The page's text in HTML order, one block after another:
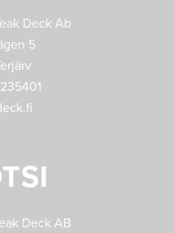
Deck Ab
5
Deck AB